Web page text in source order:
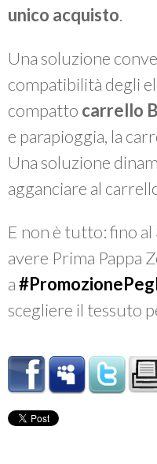
unico acquisto.
Una soluzione
compatibilità degli
compatto carrello
e parapioggia, la
Una soluzione
agganciare al
E non è tutto: fino
avere Prima Pappa
a
scegliere il tessuto